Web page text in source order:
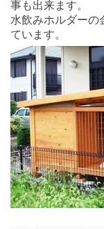
事も出来ます。
水飲みホルダーの
ています。